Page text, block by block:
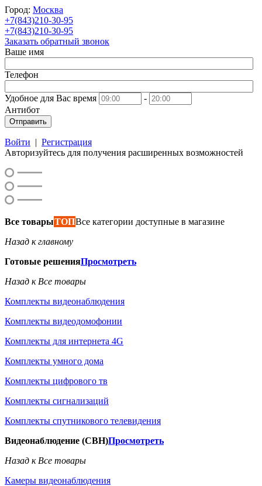
Город: Москва
+7(843)210-30-95
+7(843)210-30-95
Заказать обратный звонок
Ваше имя
Телефон
Удобное для Вас время
-
Антибот
Отправить
Войти | Регистрация
Авторизуйтесь для получения расширенных возможностей
Все товарыТОПВсе категории доступные в магазине
Назад к главному
Готовые решенияПросмотреть
Назад к Все товары
Комплекты видеонаблюдения
Комплекты видеодомофонии
Комплекты для интернета 4G
Комплекты умного дома
Комплекты цифрового тв
Комплекты сигнализаций
Комплекты спутникового телевидения
Видеонаблюдение (СВН)Просмотреть
Назад к Все товары
Камеры видеонаблюдения